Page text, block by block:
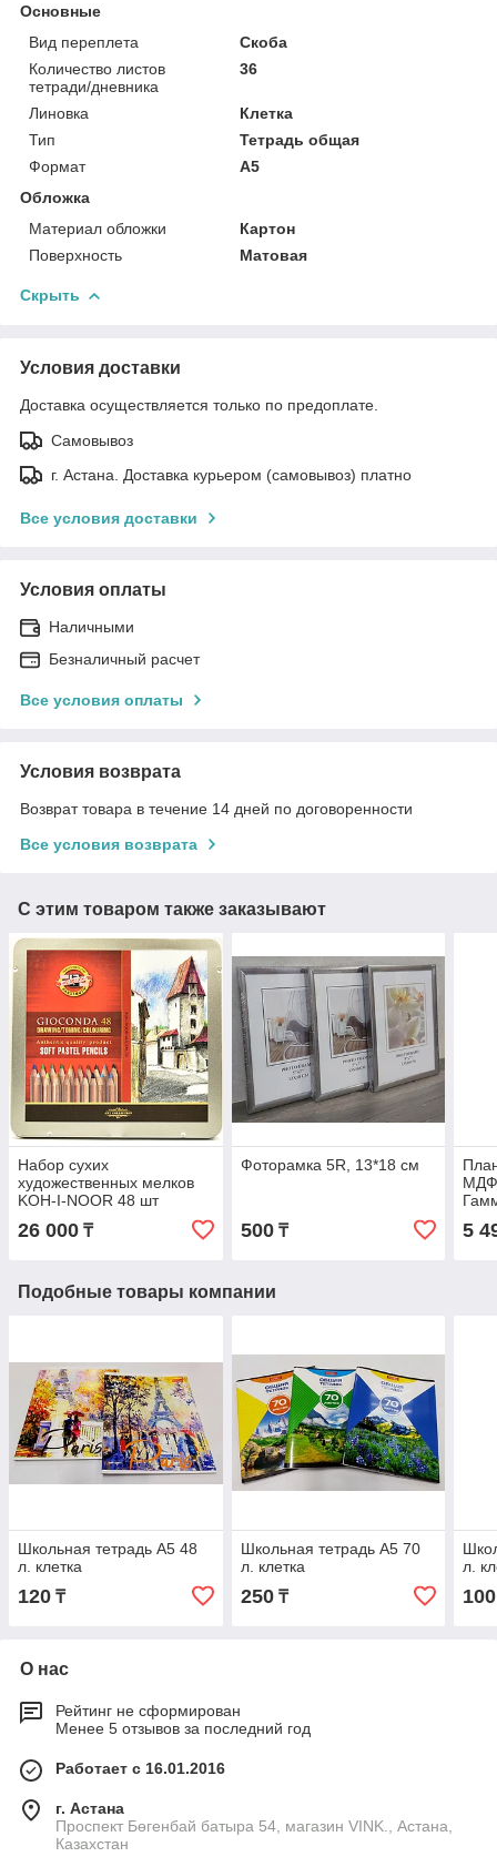
Основные
Вид переплета
Скоба
Количество листов
тетради/дневника
36
Линовка
Клетка
Тип
Тетрадь общая
Формат
A5
Обложка
Материал обложки
Картон
Поверхность
Матовая
Скрыть
Условия доставки
Доставка осуществляется только по предоплате.
Самовывоз
г. Астана. Доставка курьером (самовывоз) платно
Все условия доставки
Условия оплаты
Наличными
Безналичный расчет
Все условия оплаты
Условия возврата
Возврат товара в течение 14 дней по договоренности
Все условия возврата
С этим товаром также заказывают
Набор сухих
художественных мелков
KOH-I-NOOR 48 шт
26 000 ₸
Фоторамка 5R, 13*18 см
500₸
МДФ
5
Подобные товары компании
Школьная тетрадь А5 48
л. клетка
120 ₸
Школьная тетрадь А5 70
л. клетка
250₸
л.
100
О нас
Рейтинг не сформирован
Менее 5 отзывов за последний год
Работает с 16.01.2016
г. Астана
Проспект Бөгенбай батыра 54, магазин VINK., Астана,
Казахстан